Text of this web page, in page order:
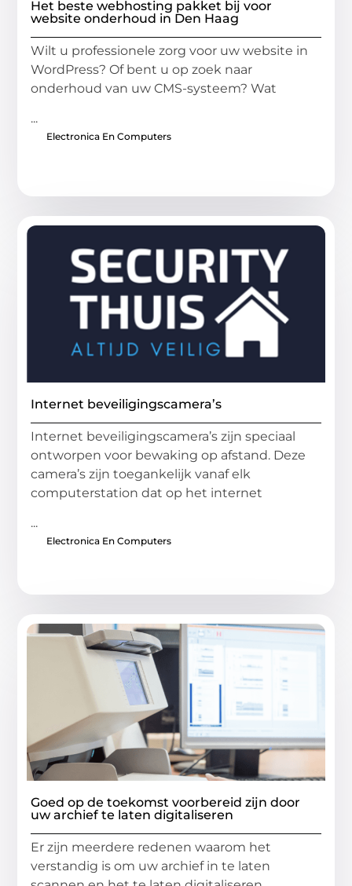
Het beste webhosting pakket bij voor
website onderhoud in Den Haag
Wilt u professionele zorg voor uw website in
WordPress? Of bent u op zoek naar
onderhoud van uw CMS-systeem? Wat
...
Electronica En Computers
Internet beveiligingscamera’s
Internet beveiligingscamera’s zijn speciaal
ontworpen voor bewaking op afstand. Deze
camera’s zijn toegankelijk vanaf elk
computerstation dat op het internet
...
Electronica En Computers
Goed op de toekomst voorbereid zijn door
uw archief te laten digitaliseren
Er zijn meerdere redenen waarom het
verstandig is om uw archief in te laten